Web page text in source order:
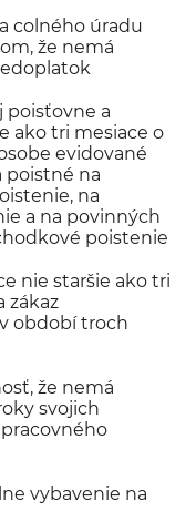
colného úradu
že nemá
poisťovne a
ako tri mesiace o
evidované
poistné na
na
a na povinných
poistenie
nie staršie ako tri
zákaz
období troch
že nemá
svojich
vybavenie na